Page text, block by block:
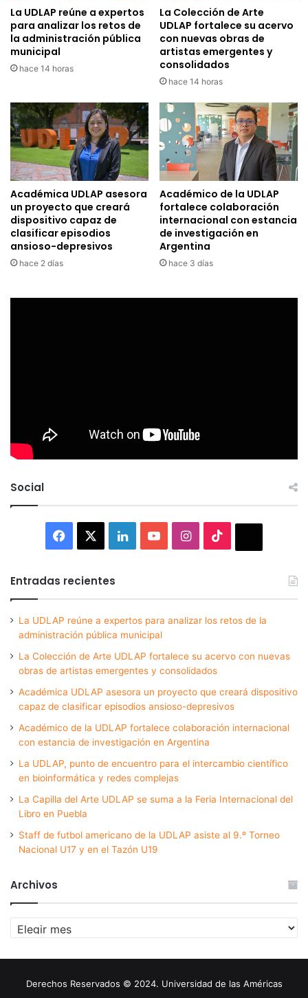
La UDLAP reúne a expertos
para analizar los retos de
la administración pública
municipal
hace 14 horas
La Colección de Arte
UDLAP fortalece su acervo
con nuevas obras de
artistas emergentes y
consolidados
hace 14 horas
Académica UDLAP asesora
un proyecto que creará
dispositivo capaz de
clasificar episodios
ansioso-depresivos
hace 2 días
Académico de la UDLAP
fortalece colaboración
internacional con estancia
de investigación en
Argentina
hace 3 días
Social
Facebook LinkedInYouTubeInstagram
Entradas recientes
La UDLAP reúne a expertos para analizar los retos de la
administración pública municipal
La Colección de Arte UDLAP fortalece su acervo con nuevas
obras de artistas emergentes y consolidados
Académica UDLAP asesora un proyecto que creará dispositivo
capaz de clasificar episodios ansioso-depresivos
Académico de la UDLAP fortalece colaboración internacional
con estancia de investigación en Argentina
La UDLAP, punto de encuentro para el intercambio científico
en bioinformática y redes complejas
La Capilla del Arte UDLAP se suma a la Feria Internacional del
Libro en Puebla
Staff de futbol americano de la UDLAP asiste al 9.º Torneo
Nacional U17 y en el Tazón U19
Archivos
Archivos
Derechos Reservados © 2024. Universidad de las Américas